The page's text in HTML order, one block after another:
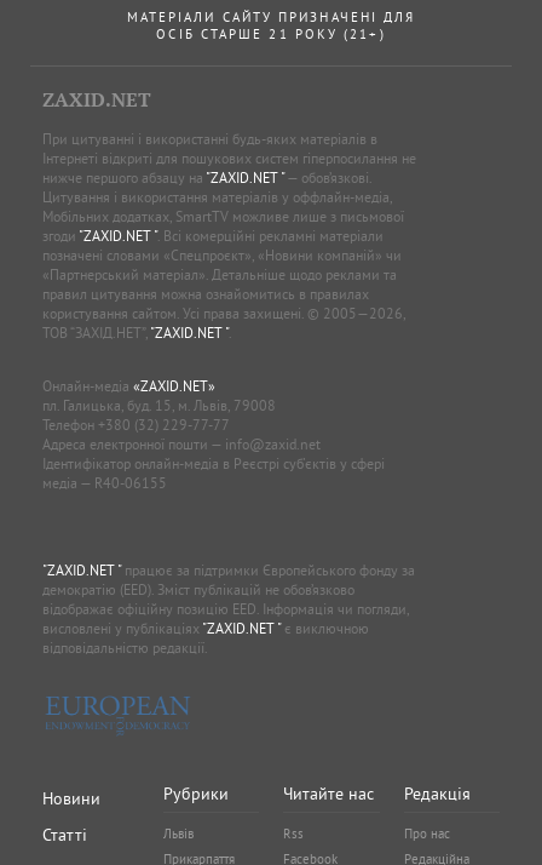
МАТЕРІАЛИ САЙТУ ПРИЗНАЧЕНІ ДЛЯ
ОСІБ СТАРШЕ 21 РОКУ (21+)
ZAXID.NET
При цитуванні і використанні будь-яких матеріалів в
Інтернеті відкриті для пошукових систем гіперпосилання не
нижче першого абзацу на "ZAXID.NET "— обов’язкові.
Цитування і використання матеріалів у оффлайн-медіа,
Мобільних додатках, SmartTV можливе лише з письмової
згоди "ZAXID.NET ". Всі комерційні рекламні матеріали
позначені словами «Спецпроєкт», «Новини компаній» чи
«Партнерський матеріал». Детальніше щодо реклами та
правил цитування можна ознайомитись в правилах
користування сайтом. Усі права захищені. © 2005—2026,
ТОВ “ЗАХІД.НЕТ”, "ZAXID.NET ".
Онлайн-медіа «ZAXID.NET»
пл. Галицька, буд. 15, м. Львів, 79008
Телефон +380 (32) 229-77-77
Адреса електронної пошти — info@zaxid.net
Ідентифікатор онлайн-медіа в Реєстрі суб'єктів у сфері
медіа — R40-06155
"ZAXID.NET "працює за підтримки Європейського фонду за
демократію (EED). Зміст публікацій не обов’язково
відображає офіційну позицію EED. Інформація чи погляди,
висловлені у публікаціях "ZAXID.NET "є виключною
відповідальністю редакції.
Новини
Статті
Рубрики
Львів
Прикарпаття
Читайте нас
Rss
Facebook
Редакція
Про нас
Редакційна